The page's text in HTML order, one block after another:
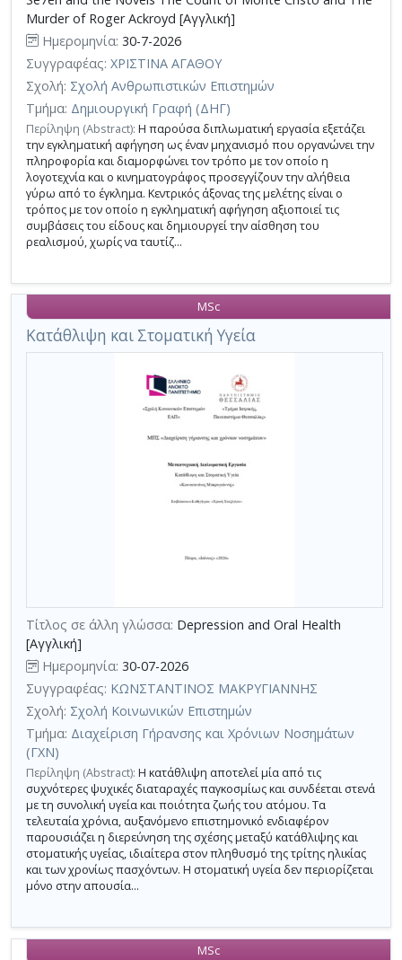
Murder of Roger Ackroyd [Αγγλική]
Ημερομηνία: 30-7-2026
Συγγραφέας: ΧΡΙΣΤΙΝΑ ΑΓΑΘΟΥ
Σχολή: Σχολή Ανθρωπιστικών Επιστημών
Τμήμα: Δημιουργική Γραφή (ΔΗΓ)
Περίληψη (Abstract): Η παρούσα διπλωματική εργασία εξετάζει
την εγκληματική αφήγηση ως έναν μηχανισμό που οργανώνει την
πληροφορία και διαμορφώνει τον τρόπο με τον οποίο η
λογοτεχνία και ο κινηματογράφος προσεγγίζουν την αλήθεια
γύρω από το έγκλημα. Κεντρικός άξονας της μελέτης είναι ο
τρόπος με τον οποίο η εγκληματική αφήγηση αξιοποιεί τις
συμβάσεις του είδους και δημιουργεί την αίσθηση του
ρεαλισμού, χωρίς να ταυτίζ...
Κατάθλιψη και Στοματική Υγεία
MSc
Τίτλος σε άλλη γλώσσα: Depression and Οral Ηealth
[Αγγλική]
Ημερομηνία: 30-07-2026
Συγγραφέας: ΚΩΝΣΤΑΝΤΙΝΟΣ ΜΑΚΡΥΓΙΑΝΝΗΣ
Σχολή: Σχολή Κοινωνικών Επιστημών
Τμήμα: Διαχείριση Γήρανσης και Χρόνιων Νοσημάτων
(ΓΧΝ)
Περίληψη (Abstract): Η κατάθλιψη αποτελεί μία από τις
συχνότερες ψυχικές διαταραχές παγκοσμίως και συνδέεται στενά
με τη συνολική υγεία και ποιότητα ζωής του ατόμου. Τα
τελευταία χρόνια, αυξανόμενο επιστημονικό ενδιαφέρον
παρουσιάζει η διερεύνηση της σχέσης μεταξύ κατάθλιψης και
στοματικής υγείας, ιδιαίτερα στον πληθυσμό της τρίτης ηλικίας
και των χρονίως πασχόντων. Η στοματική υγεία δεν περιορίζεται
μόνο στην απουσία...
MSc